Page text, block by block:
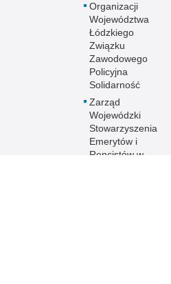
Organizacji
Województwa
Łódzkiego
Związku
Zawodowego
Policyjna
Solidarność
Zarząd
Wojewódzki
Stowarzyszenia
Emerytów i
Rencistów w